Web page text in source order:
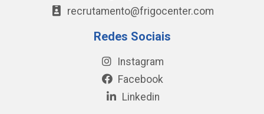
recrutamento@frigocenter.com
Redes Sociais
Instagram
Facebook
Linkedin